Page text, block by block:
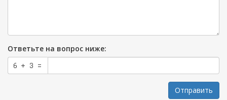
Ответьте на вопрос ниже:
Отправить